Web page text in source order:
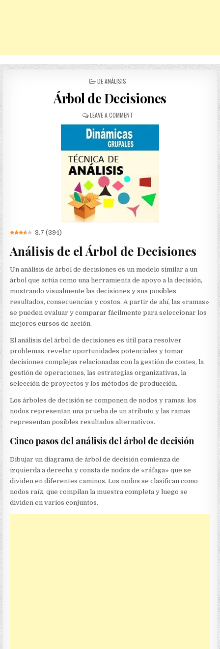
POSTED
DE ANÁLISIS
Árbol de Decisiones
LEAVE A COMMENTON
ÁRBOL
DE
DECISIONES
3.7 (394)
Análisis de el Árbol de Decisiones
Un análisis de árbol de decisiones es un modelo similar a un
árbol que actúa como una herramienta de apoyo a la decisión,
mostrando visualmente las decisiones y sus posibles
resultados, consecuencias y costos. A partir de ahí, las «ramas»
se pueden evaluar y comparar fácilmente para seleccionar los
mejores cursos de acción.
El análisis del árbol de decisiones es útil para resolver
problemas, revelar oportunidades potenciales y tomar
decisiones complejas relacionadas con la gestión de costes, la
gestión de operaciones, las estrategias organizativas, la
selección de proyectos y los métodos de producción.
Los árboles de decisión se componen de nodos y ramas: los
nodos representan una prueba de un atributo y las ramas
representan posibles resultados alternativos.
Cinco pasos del análisis del árbol de decisión
Dibujar un diagrama de árbol de decisión comienza de
izquierda a derecha y consta de nodos de «ráfaga» que se
dividen en diferentes caminos. Los nodos se clasifican como
nodos raíz, que compilan la muestra completa y luego se
dividen en varios conjuntos.